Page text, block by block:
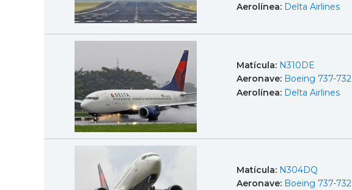
Aerolínea: Delta Airlines
Matícula: N310DE
Aeronave: Boeing 737-732
Aerolínea: Delta Airlines
Matícula: N304DQ
Aeronave: Boeing 737-732